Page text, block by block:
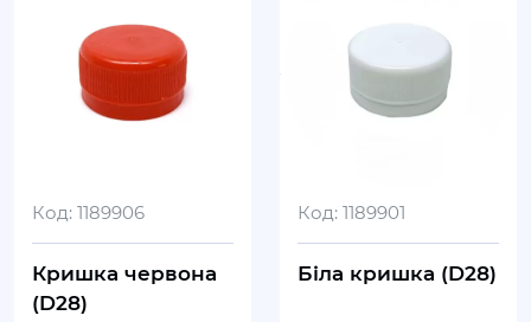
Код: 1189906
Кришка червона
(D28)
Код: 1189901
Біла кришка (D28)